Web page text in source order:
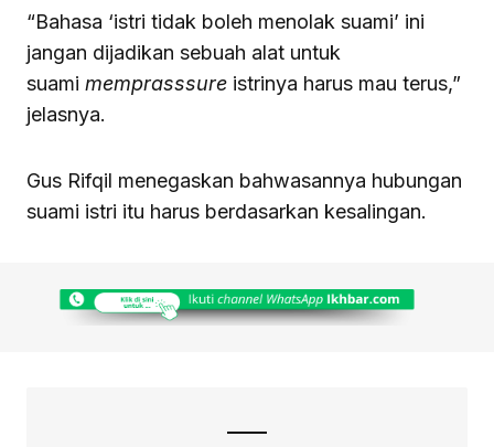
“Bahasa ‘istri tidak boleh menolak suami’ ini
jangan dijadikan sebuah alat untuk
suami memprasssure istrinya harus mau terus,”
jelasnya.
Gus Rifqil menegaskan bahwasannya hubungan
suami istri itu harus berdasarkan kesalingan.